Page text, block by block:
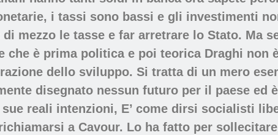
i tassi sono bassi e gli investimenti
mezzo le tasse e far arretrare lo Stato. Ma
che è prima politica e poi teorica Draghi non
dello sviluppo. Si tratta di un mero
disegnato nessun futuro per il paese ed
reali intenzioni, E’ come dirsi socialisti
a Cavour. Lo ha fatto per